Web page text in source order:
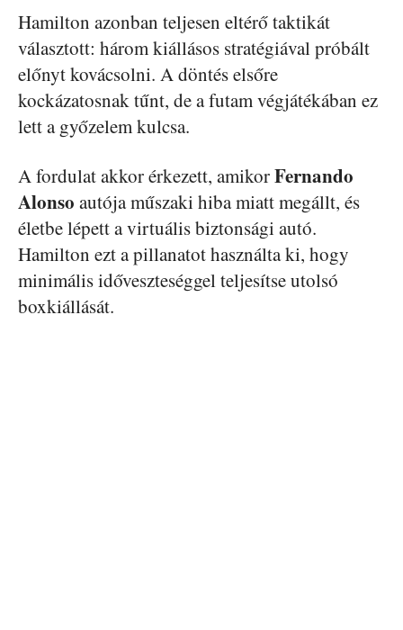
Hamilton azonban teljesen eltérő taktikát
választott: három kiállásos stratégiával próbált
előnyt kovácsolni. A döntés elsőre
kockázatosnak tűnt, de a futam végjátékában ez
lett a győzelem kulcsa.
A fordulat akkor érkezett, amikorFernando
Alonso autója műszaki hiba miatt megállt, és
életbe lépett a virtuális biztonsági autó.
Hamilton ezt a pillanatot használta ki, hogy
minimális időveszteséggel teljesítse utolsó
boxkiállását.